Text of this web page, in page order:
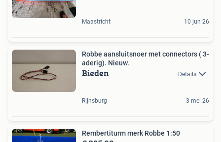
Maastricht 10 jun 26
Robbe aansluitsnoer met connectors ( 3-
aderig). Nieuw.
Bieden Details
Rijnsburg 3 mei 26
Rembertiturm merk Robbe 1:50